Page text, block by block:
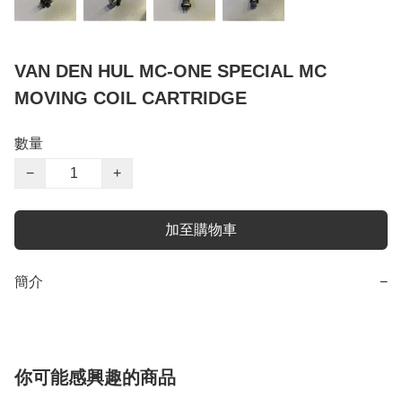
VAN DEN HUL MC-ONE SPECIAL MC
MOVING COIL CARTRIDGE
數量
−
+
加至購物車
簡介 −
你可能感興趣的商品